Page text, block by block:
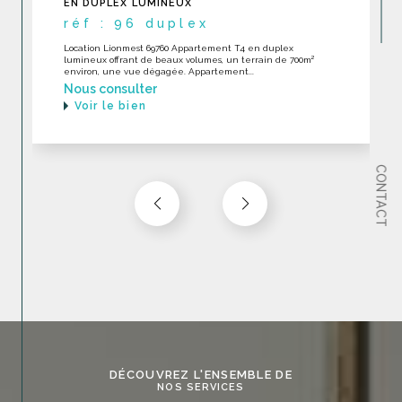
CONTACT
DERNIER ÉTAGE EXCELLENT ÉTAT
réf : 232
LOCATION Ecully 69130 RARE Appartement toit-terrase en
dernier étage en excellent état dans une construction
récente avec piscine. Appartement...
Nous consulter
Voir le bien
DÉCOUVREZ L'ENSEMBLE DE
NOS SERVICES